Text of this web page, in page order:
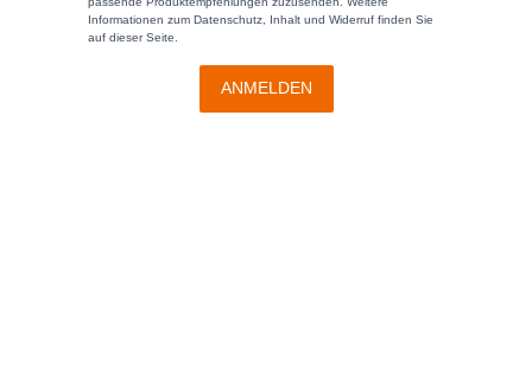
Informationen zum Datenschutz, Inhalt und Widerruf finden Sie
auf dieser Seite.
ANMELDEN